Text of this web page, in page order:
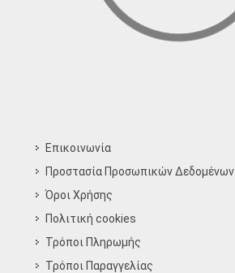
Επικοινωνία
Προστασία Προσωπικών Δεδομένων
Όροι Χρήσης
Πολιτική cookies
Τρόποι Πληρωμής
Τρόποι Παραγγελίας